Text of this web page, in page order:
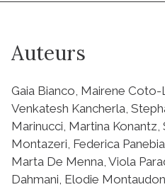
Auteurs
Gaia Bianco, Mairene Coto-
Venkatesh Kancherla,
Marinucci, Martina Konantz,
Montazeri, Federica
Marta De Menna, Viola
Dahmani, Elodie